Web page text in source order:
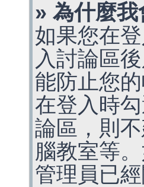
» 為什麼
如果您在
入討論區
能防止您
在登入時
論區，則
腦教室等
管理員已